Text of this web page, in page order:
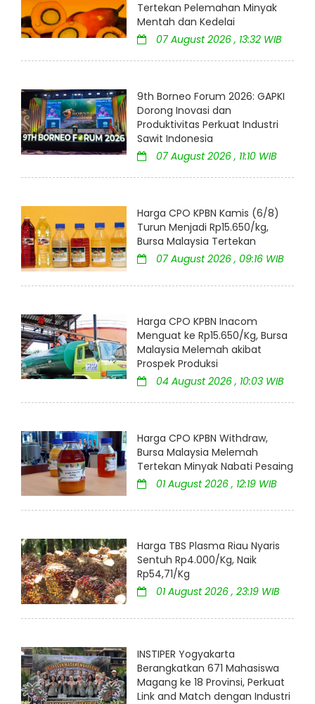
Tertekan Pelemahan Minyak
Mentah dan Kedelai
07 August 2026 , 13:32 WIB
9th Borneo Forum 2026: GAPKI
Dorong Inovasi dan
Produktivitas Perkuat Industri
Sawit Indonesia
07 August 2026 , 11:10 WIB
Harga CPO KPBN Kamis (6/8)
Turun Menjadi Rp15.650/kg,
Bursa Malaysia Tertekan
07 August 2026 , 09:16 WIB
Harga CPO KPBN Inacom
Menguat ke Rp15.650/Kg, Bursa
Malaysia Melemah akibat
Prospek Produksi
04 August 2026 , 10:03 WIB
Harga CPO KPBN Withdraw,
Bursa Malaysia Melemah
Tertekan Minyak Nabati Pesaing
01 August 2026 , 12:19 WIB
Harga TBS Plasma Riau Nyaris
Sentuh Rp4.000/Kg, Naik
Rp54,71/Kg
01 August 2026 , 23:19 WIB
INSTIPER Yogyakarta
Berangkatkan 671 Mahasiswa
Magang ke 18 Provinsi, Perkuat
Link and Match dengan Industri